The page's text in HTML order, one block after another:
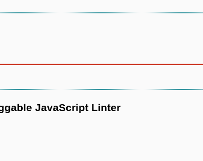
JavaScript Linter